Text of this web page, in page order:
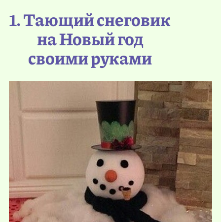
1. Тающий снеговик
на Новый год
своими руками